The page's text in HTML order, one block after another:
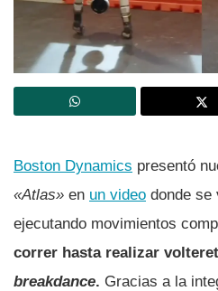
Boston Dynamics presentó
«Atlas» en un video donde se
ejecutando movimientos
correr hasta realizar
breakdance. Gracias a la